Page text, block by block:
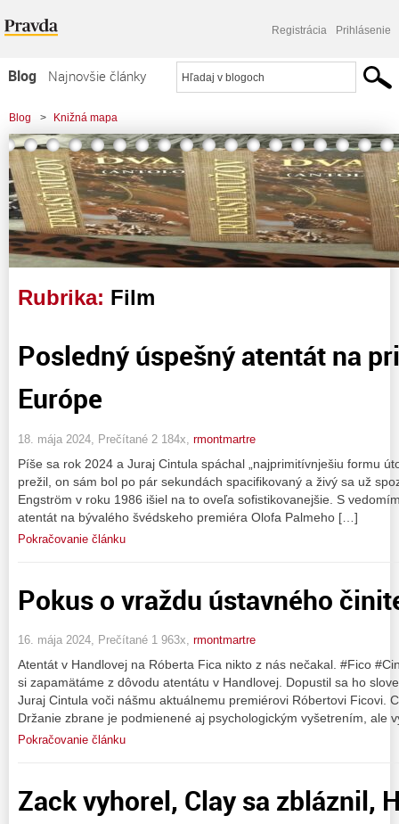
Registrácia Prihlásenie
Blog
Najnovšie články
Najčítanejšie články
Najkomentovanejšie články
Zoznam blogov
Komerčné blogy
Blog > Knižná mapa
Rubrika: Film
Posledný úspešný atentát na
Európe
18. mája 2024, Prečítané 2 184x, rmontmartre
Píše sa rok 2024 a Juraj Cintula spáchal „najprimitívnješiu formu
prežil, on sám bol po pár sekundách spacifikovaný a živý sa už
Engström v roku 1986 išiel na to oveľa sofistikovanejšie. S
atentát na bývalého švédskeho premiéra Olofa Palmeho […]
Pokračovanie článku
Pokus o vraždu ústavného
16. mája 2024, Prečítané 1 963x, rmontmartre
Atentát v Handlovej na Róberta Fica nikto z nás nečakal. #Fico
si zapamätáme z dôvodu atentátu v Handlovej. Dopustil sa ho
Juraj Cintula voči nášmu aktuálnemu premiérovi Róbertovi Ficovi.
Držanie zbrane je podmienené aj psychologickým vyšetrením, ale
Pokračovanie článku
Zack vyhorel, Clay sa zbláznil,